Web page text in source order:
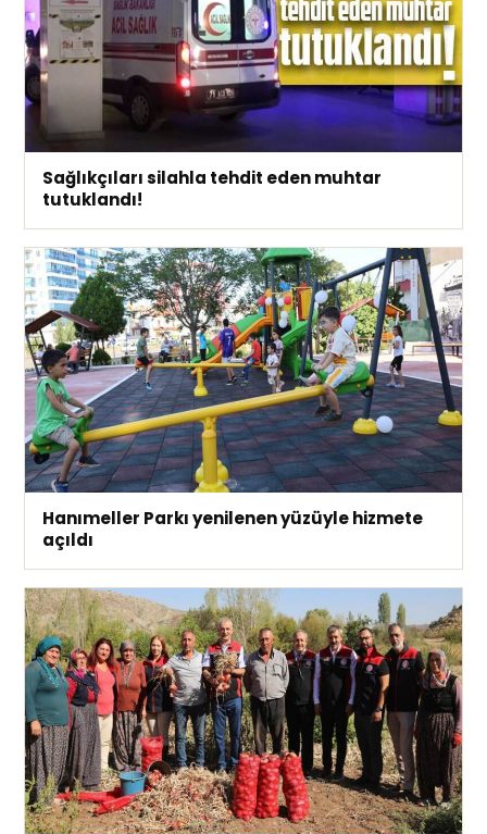
Sağlıkçıları silahla tehdit eden muhtar
tutuklandı!
Hanımeller Parkı yenilenen yüzüyle hizmete
açıldı